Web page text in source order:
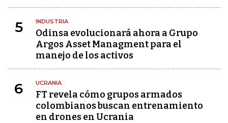
5 INDUSTRIA
Odinsa evolucionará ahora a Grupo
Argos Asset Managment para el
manejo de los activos
6 UCRANIA
FT revela cómo grupos armados
colombianos buscan entrenamiento
en drones en Ucrania